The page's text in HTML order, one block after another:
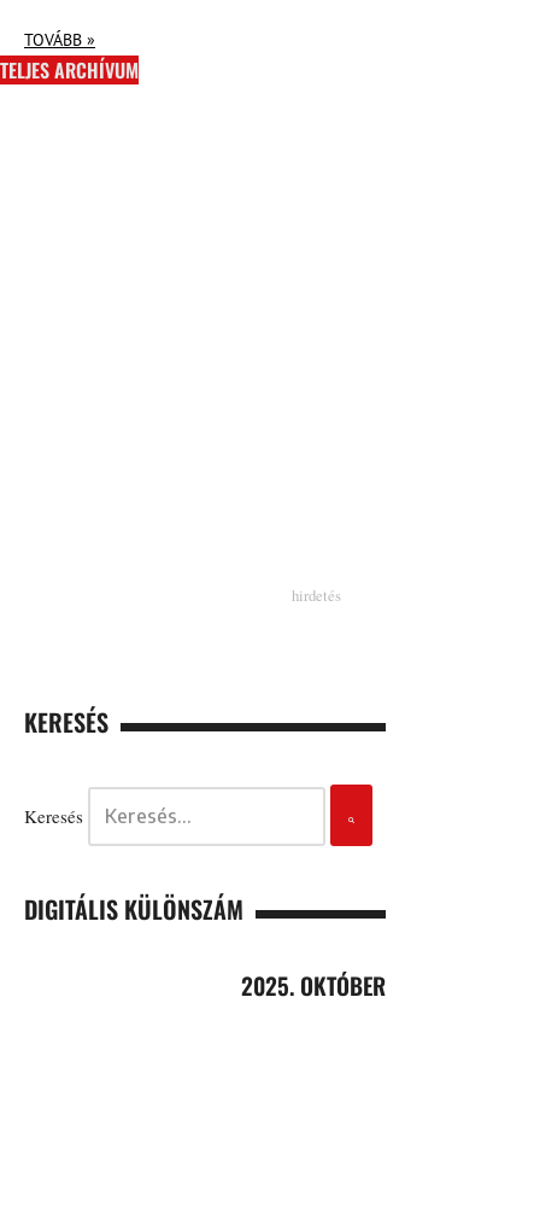
TOVÁBB »
TELJES ARCHÍVUM
KERESÉS
Keresés
DIGITÁLIS KÜLÖNSZÁM
2025. OKTÓBER